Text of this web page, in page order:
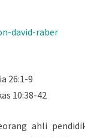
26:1-9
10:38-42
ahli